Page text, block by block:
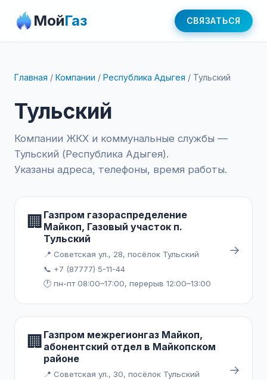
МойГаз СВЯЗАТЬСЯ
Главная / Компании / Республика Адыгея / Тульский
Тульский
Компании ЖКХ и коммунальные службы —
Тульский (Республика Адыгея).
Указаны адреса, телефоны, время работы.
🏢 Газпром газораспределение
Майкоп, Газовый участок п.
Тульский
📍 Советская ул., 28, посёлок Тульский
📞 +7 (87777) 5-11-44
🕐 пн-пт 08:00–17:00, перерыв 12:00–13:00
→
🏢 Газпром межрегионгаз Майкоп,
абонентский отдел в Майкопском
районе
📍 Советская ул., 30, посёлок Тульский
→